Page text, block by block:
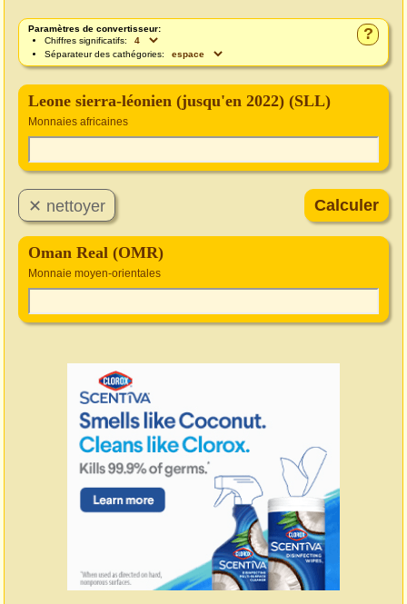
?
Paramètres de convertisseur:
Chiffres significatifs:
Séparateur des cathégories:
Leone sierra-léonien (jusqu'en 2022) (SLL)
Monnaies africaines
Oman Real (OMR)
Monnaie moyen-orientales